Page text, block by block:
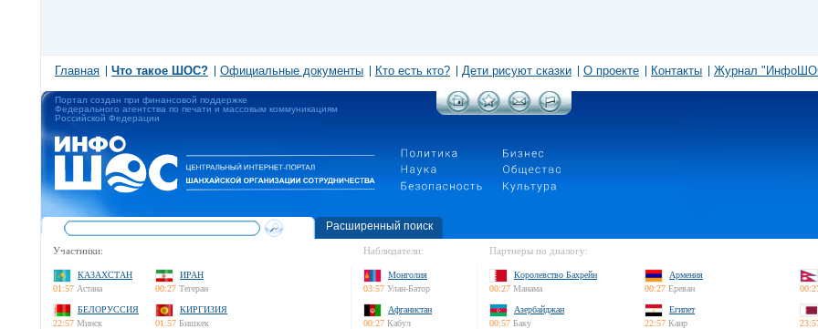
Главная Что такое ШОС? Официальные документы Кто есть кто? Дети рисуют сказки О проекте Контакты Журнал
Портал создан при финансовой поддержке
Федерального агентства по печати и массовым коммуникациям
Российской Федерации
Расширенный поиск
Участники:
КАЗАХСТАН
01:57 Астана
ИРАН
00:27 Тегеран
БЕЛОРУССИЯ
22:57 Минск
КИРГИЗИЯ
01:57 Бишкек
Наблюдатели:
Монголия
03:57 Улан-Батор
Афганистан
00:27 Кабул
Партнеры по диалогу:
Королевство Бахрейн
00:27 Манама
Армения
00:27 Ереван
Азербайджан
00:57 Баку
Египет
22:57 Каир